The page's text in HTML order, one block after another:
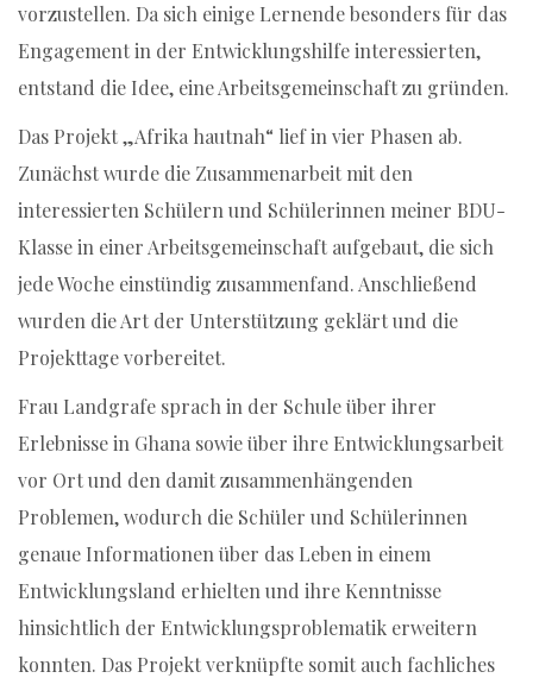
vorzustellen. Da sich einige Lernende besonders für das
Engagement in der Entwicklungshilfe interessierten,
entstand die Idee, eine Arbeitsgemeinschaft zu gründen.
Das Projekt „Afrika hautnah“ lief in vier Phasen ab.
Zunächst wurde die Zusammenarbeit mit den
interessierten Schülern und Schülerinnen meiner BDU-
Klasse in einer Arbeitsgemeinschaft aufgebaut, die sich
jede Woche einstündig zusammenfand. Anschließend
wurden die Art der Unterstützung geklärt und die
Projekttage vorbereitet.
Frau Landgrafe sprach in der Schule über ihrer
Erlebnisse in Ghana sowie über ihre Entwicklungsarbeit
vor Ort und den damit zusammenhängenden
Problemen, wodurch die Schüler und Schülerinnen
genaue Informationen über das Leben in einem
Entwicklungsland erhielten und ihre Kenntnisse
hinsichtlich der Entwicklungsproblematik erweitern
konnten. Das Projekt verknüpfte somit auch fachliches